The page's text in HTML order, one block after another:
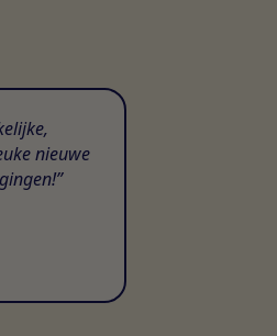
nieuwe